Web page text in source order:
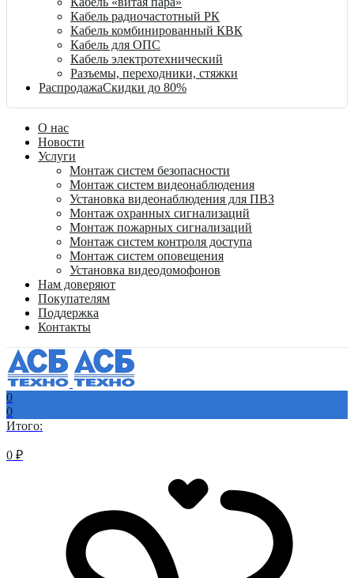
Кабель радиочастотный РК
Кабель комбинированный КВК
Кабель для ОПС
Кабель электротехнический
Разъемы, переходники, стяжки
РаспродажаСкидки до 80%
О нас
Новости
Услуги
Монтаж систем безопасности
Монтаж систем видеонаблюдения
Установка видеонаблюдения для ПВЗ
Монтаж охранных сигнализаций
Монтаж пожарных сигнализаций
Монтаж систем контроля доступа
Монтаж систем оповещения
Установка видеодомофонов
Нам доверяют
Покупателям
Поддержка
Контакты
0
0
Итого:
0 ₽